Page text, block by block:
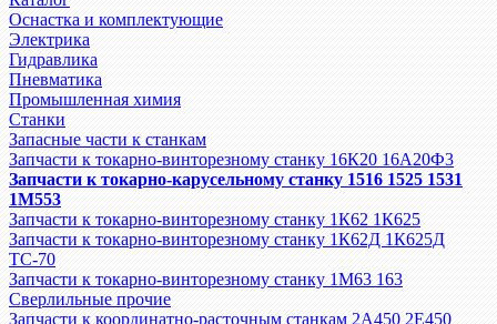
Оснастка и комплектующие
Электрика
Гидравлика
Пневматика
Промышленная химия
Станки
Запасные части к станкам
Запчасти к токарно-винторезному станку 16К20 16А20Ф3
Запчасти к токарно-карусельному станку 1516 1525 1531
1М553
Запчасти к токарно-винторезному станку 1К62 1К625
Запчасти к токарно-винторезному станку 1К62Д 1К625Д
ТС-70
Запчасти к токарно-винторезному станку 1М63 163
Сверлильные прочие
Запчасти к координатно-расточным станкам 2А450 2Е450